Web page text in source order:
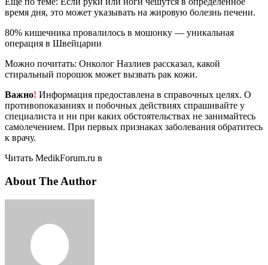
время дня, это может указывать на жировую болезнь печени.
80% кишечника провалилось в мошонку — уникальная
операция в Швейцарии
Можно почитать: Онколог Назлиев рассказал, какой
стиральный порошок может вызвать рак кожи.
Важно! Информация предоставлена в справочных целях. О
противопоказаниях и побочных действиях спрашивайте у
специалиста и ни при каких обстоятельствах не занимайтесь
самолечением. При первых признаках заболевания обратитесь
к врачу.
Читать MedikForum.ru в
About The Author